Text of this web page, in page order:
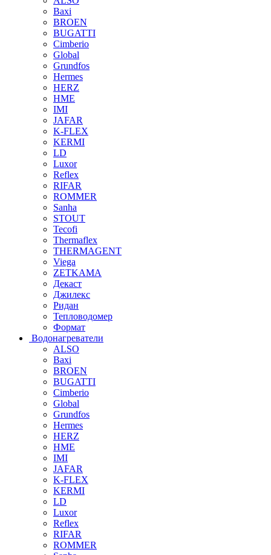
Baxi
BROEN
BUGATTI
Cimberio
Global
Grundfos
Hermes
HERZ
HME
IMI
JAFAR
K-FLEX
KERMI
LD
Luxor
Reflex
RIFAR
ROMMER
Sanha
STOUT
Tecofi
Thermaflex
THERMAGENT
Viega
ZETKAMA
Декаст
Джилекс
Ридан
Тепловодомер
Формат
Водонагреватели
ALSO
Baxi
BROEN
BUGATTI
Cimberio
Global
Grundfos
Hermes
HERZ
HME
IMI
JAFAR
K-FLEX
KERMI
LD
Luxor
Reflex
RIFAR
ROMMER